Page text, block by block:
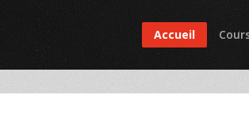
Accueil